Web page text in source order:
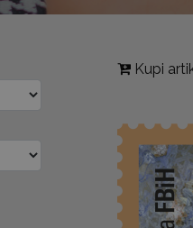
Kupi